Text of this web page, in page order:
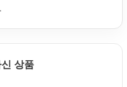
상품